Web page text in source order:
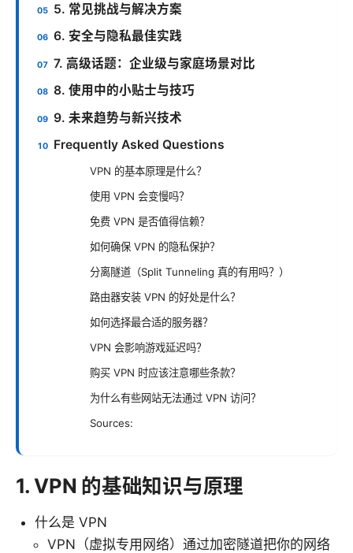
5. 常见挑战与解决方案
6. 安全与隐私最佳实践
7. 高级话题：企业级与家庭场景对比
8. 使用中的小贴士与技巧
9. 未来趋势与新兴技术
Frequently Asked Questions
VPN 的基本原理是什么？
使用 VPN 会变慢吗？
免费 VPN 是否值得信赖？
如何确保 VPN 的隐私保护？
分离隧道（Split Tunneling 真的有用吗？）
路由器安装 VPN 的好处是什么？
如何选择最合适的服务器？
VPN 会影响游戏延迟吗？
购买 VPN 时应该注意哪些条款？
为什么有些网站无法通过 VPN 访问？
Sources:
1. VPN 的基础知识与原理
什么是 VPN
VPN（虚拟专用网络）通过加密隧道把你的网络